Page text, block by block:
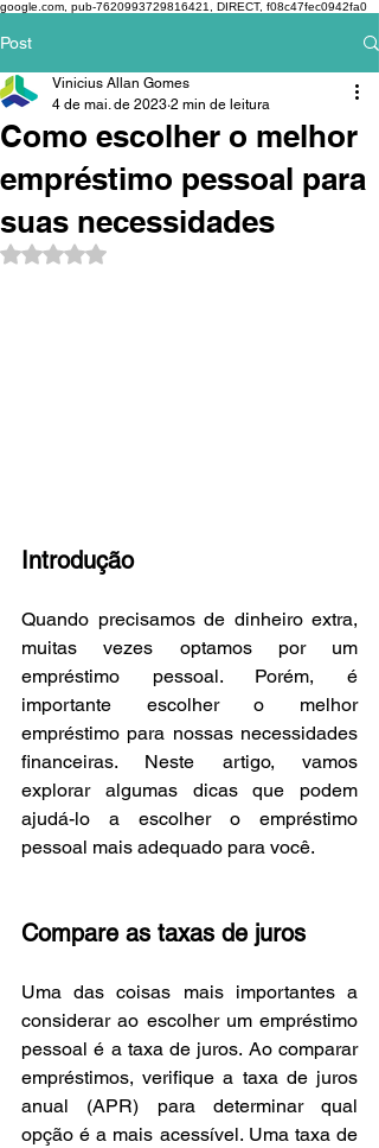
google.com, pub-7620993729816421, DIRECT, f08c47fec0942fa0
Post
Como escolher o melhor
empréstimo pessoal para
suas necessidades
Vinicius Allan Gomes
4 de mai. de 2023 2 min de leitura
Avaliado com NaN de 5 estrelas.
Introdução
Quando precisamos de dinheiro extra,
muitas vezes optamos por um
empréstimo pessoal. Porém, é
importante escolher o melhor
empréstimo para nossas necessidades
financeiras. Neste artigo, vamos
explorar algumas dicas que podem
ajudá-lo a escolher o empréstimo
pessoal mais adequado para você.
Compare as taxas de juros
Uma das coisas mais importantes a
considerar ao escolher um empréstimo
pessoal é a taxa de juros. Ao comparar
empréstimos, verifique a taxa de juros
anual (APR) para determinar qual
opção é a mais acessível. Uma taxa de